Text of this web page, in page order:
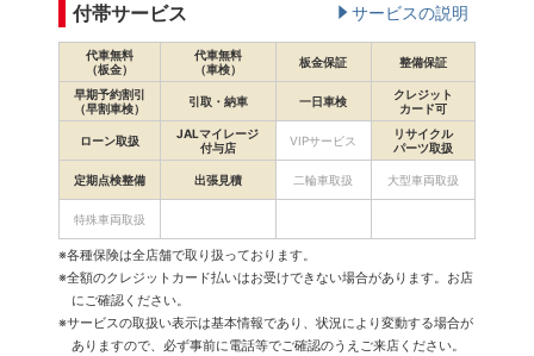
付帯サービス サービスの説明
代車無料
（板金）
代車無料
（車検）
板金保証 整備保証
早期予約割引
（早割車検）
引取・納車 一日車検
クレジット
カード可
ローン取扱
JALマイレージ
付与店
VIPサービス
リサイクル
パーツ取扱
定期点検整備 出張見積 二輪車取扱 大型車両取扱
特殊車両取扱
※各種保険は全店舗で取り扱っております。
※全額のクレジットカード払いはお受けできない場合があります。お店
にご確認ください。
※サービスの取扱い表示は基本情報であり、状況により変動する場合が
ありますので、必ず事前に電話等でご確認のうえご来店ください。